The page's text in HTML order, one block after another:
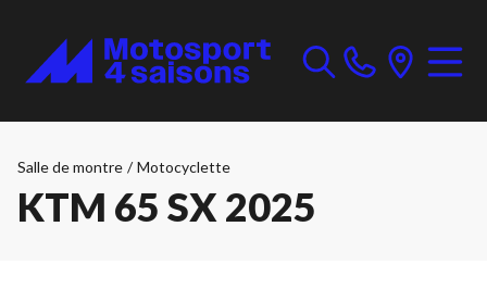
Salle de montre / Motocyclette
KTM 65 SX 2025